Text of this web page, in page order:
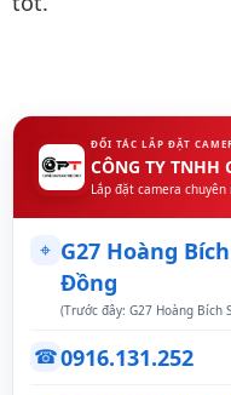
ĐỐI TÁC LẮP ĐẶT
CÔNG TY TNHH
Lắp đặt camera
⌖ G27 Hoàng
Đồng
(Trước đây: G27 Hoàng Bích
☎0916.131.252